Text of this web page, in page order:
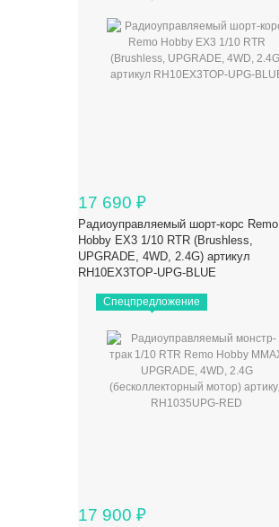
17 690 ₽
Радиоуправляемый шорт-корс Remo
Hobby EX3 1/10 RTR (Brushless,
UPGRADE, 4WD, 2.4G) артикул
RH10EX3TOP-UPG-BLUE
Спецпредложение
17 900 ₽